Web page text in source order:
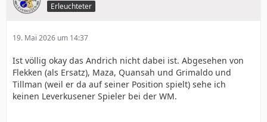
Erleuchteter
19. Mai 2026 um 14:37
Ist völlig okay das Andrich nicht dabei ist. Abgesehen von
Flekken (als Ersatz), Maza, Quansah und Grimaldo und
Tillman (weil er da auf seiner Position spielt) sehe ich
keinen Leverkusener Spieler bei der WM.